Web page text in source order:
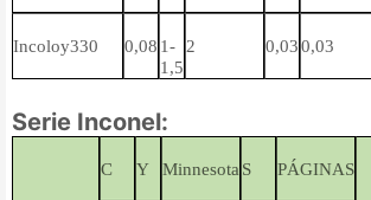
Incoloy330 0,08 1-
1,5
2 0,03 0,03
Serie Inconel:
C Y Minnesota S PÁGINAS